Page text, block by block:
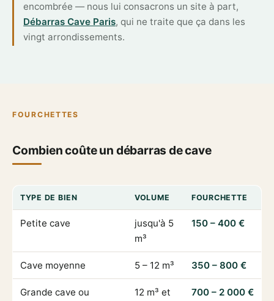
encombrée — nous lui consacrons un site à part,
Débarras Cave Paris, qui ne traite que ça dans les
vingt arrondissements.
FOURCHETTES
Combien coûte un débarras de cave
TYPE DE BIEN VOLUME FOURCHETTE
Petite cave
jusqu'à 5
m³
150 – 400 €
Cave moyenne 5 – 12 m³ 350 – 800 €
Grande cave ou
12 m³ et
700 – 2 000 €